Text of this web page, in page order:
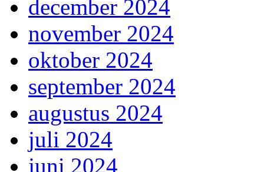
december 2024
november 2024
oktober 2024
september 2024
augustus 2024
juli 2024
juni 2024